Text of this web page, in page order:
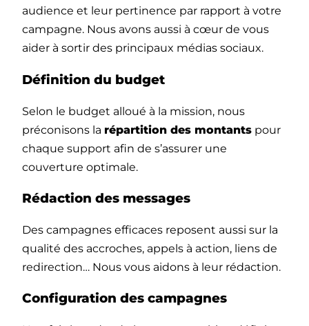
audience et leur pertinence par rapport à votre
campagne. Nous avons aussi à cœur de vous
aider à sortir des principaux médias sociaux.
Définition du budget
Selon le budget alloué à la mission, nous
préconisons la répartition des montants pour
chaque support afin de s’assurer une
couverture optimale.
Rédaction des messages
Des campagnes efficaces reposent aussi sur la
qualité des accroches, appels à action, liens de
redirection… Nous vous aidons à leur rédaction.
Configuration des campagnes